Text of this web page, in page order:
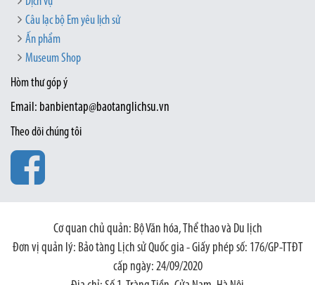
Câu lạc bộ Em yêu lịch sử
Ấn phẩm
Museum Shop
Hòm thư góp ý
Email: banbientap@baotanglichsu.vn
Theo dõi chúng tôi
Cơ quan chủ quản: Bộ Văn hóa, Thể thao và Du lịch
Đơn vị quản lý: Bảo tàng Lịch sử Quốc gia - Giấy phép số: 176/GP-TTĐT
cấp ngày: 24/09/2020